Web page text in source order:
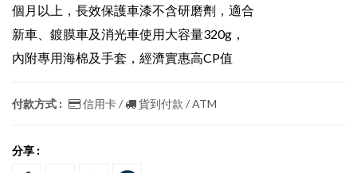
個月以上，長效保護車漆不含研磨劑，適合
新車、鍍膜車及消光車使用大容量320g，
內附專用海棉及手套，經濟實惠高CP值
付款方式 : 信用卡 / 貨到付款 / ATM
分享 :